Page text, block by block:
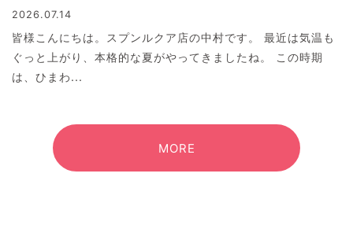
2026.07.14
皆様こんにちは。スプンルクア店の中村です。 最近は気温も
ぐっと上がり、本格的な夏がやってきましたね。 この時期
は、ひまわ...
MORE